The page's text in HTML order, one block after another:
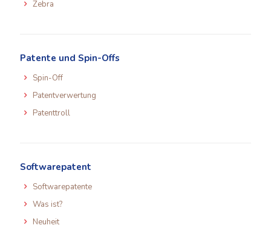
Zebra
Patente und Spin-Offs
Spin-Off
Patentverwertung
Patenttroll
Softwarepatent
Softwarepatente
Was ist?
Neuheit